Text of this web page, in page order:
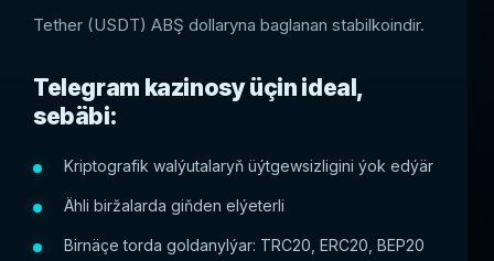
Tether (USDT) ABŞ dollaryna baglanan stabilkoindir.
Telegram kazinosy üçin ideal,
sebäbi:
Kriptografik walýutalaryň üýtgewsizligini ýok edýär
Ähli biržalarda giňden elýeterli
Birnäçe torda goldanylýar: TRC20, ERC20, BEP20